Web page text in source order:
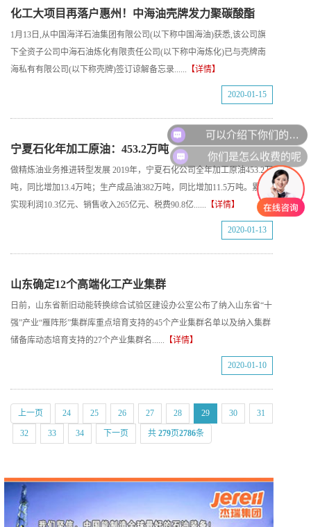
化工大项目再落户惠州！中海油壳牌发力聚碳酸酯
1月13日,从中国海洋石油集团有限公司(以下称中国海油)获悉,该公司旗
下全资子公司中海石油炼化有限责任公司(以下称中海炼化)已与壳牌南
海私有有限公司(以下称壳牌)签订谅解备忘录...... 【详情】
2020-01-15
宁夏石化年加工原油：453.2万吨
做精炼油业务推进转型发展 2019年，宁夏石化公司全年加工原油453.2万
吨，同比增加13.4万吨；生产成品油382万吨，同比增加11.5万吨。累计
实现利润10.3亿元、销售收入265亿元、税费90.8亿...... 【详情】
2020-01-13
山东确定12个高端化工产业集群
日前，山东省新旧动能转换综合试验区建设办公室公布了纳入山东省“十
强”产业“雁阵形”集群库重点培育支持的45个产业集群名单以及纳入集群
储备库动态培育支持的27个产业集群名...... 【详情】
2020-01-10
上一页 24 25 26 27 28 29 30 31
32 33 34 下一页 共 279页2786条
可以介绍下你们的产品么
你们是怎么收费的呢